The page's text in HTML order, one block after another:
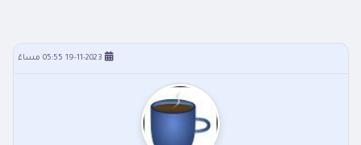
19-11-2023 05:55 مساءً